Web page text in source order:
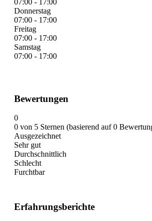
07:00 - 17:00
Donnerstag
07:00 - 17:00
Freitag
07:00 - 17:00
Samstag
07:00 - 17:00
Bewertungen
0
0 von 5 Sternen (basierend auf 0
Ausgezeichnet
Sehr gut
Durchschnittlich
Schlecht
Furchtbar
Erfahrungsberichte